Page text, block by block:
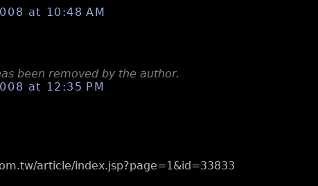
at 10:48 AM
been removed by the author.
at 12:35 PM
article/index.jsp?page=1&id=33833